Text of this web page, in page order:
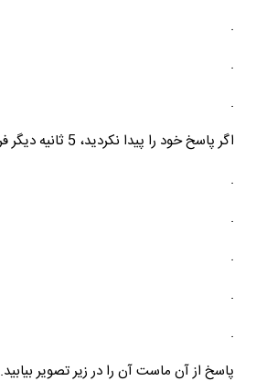
.
.
.
اگر پاسخ خود را پیدا نکردید، 5 ثانیه دیگر فرصت دارید.
.
.
.
.
.
پاسخ از آن ماست آن را در زیر تصویر بیابید.